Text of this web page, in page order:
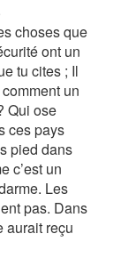
choses que
ont un
tu cites ; Il
un
Qui ose
ces pays
pied dans
c’est un
Les
pas. Dans
aurait reçu